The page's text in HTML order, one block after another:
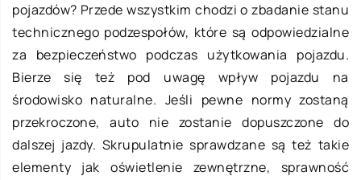
pojazdów? Przede wszystkim chodzi o zbadanie stanu
technicznego podzespołów, które są odpowiedzialne
za bezpieczeństwo podczas użytkowania pojazdu.
Bierze się też pod uwagę wpływ pojazdu na
środowisko naturalne. Jeśli pewne normy zostaną
przekroczone, auto nie zostanie dopuszczone do
dalszej jazdy. Skrupulatnie sprawdzane są też takie
elementy jak oświetlenie zewnętrzne, sprawność